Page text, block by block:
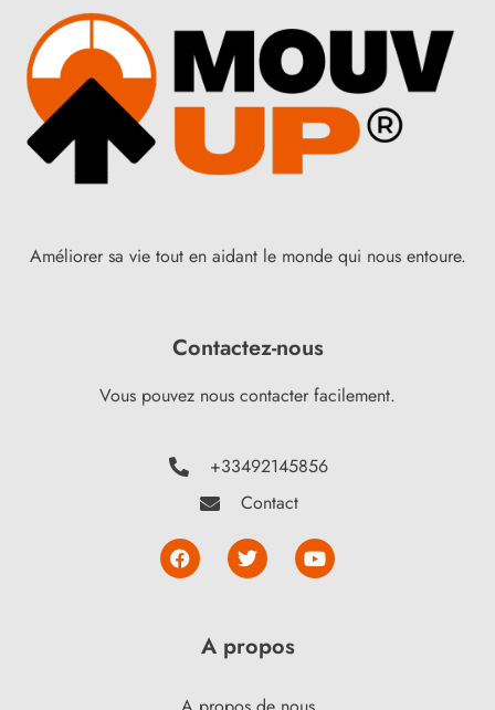
Améliorer sa vie tout en aidant le monde qui nous entoure.
Contactez-nous
Vous pouvez nous contacter facilement.
+33492145856
Contact
A propos